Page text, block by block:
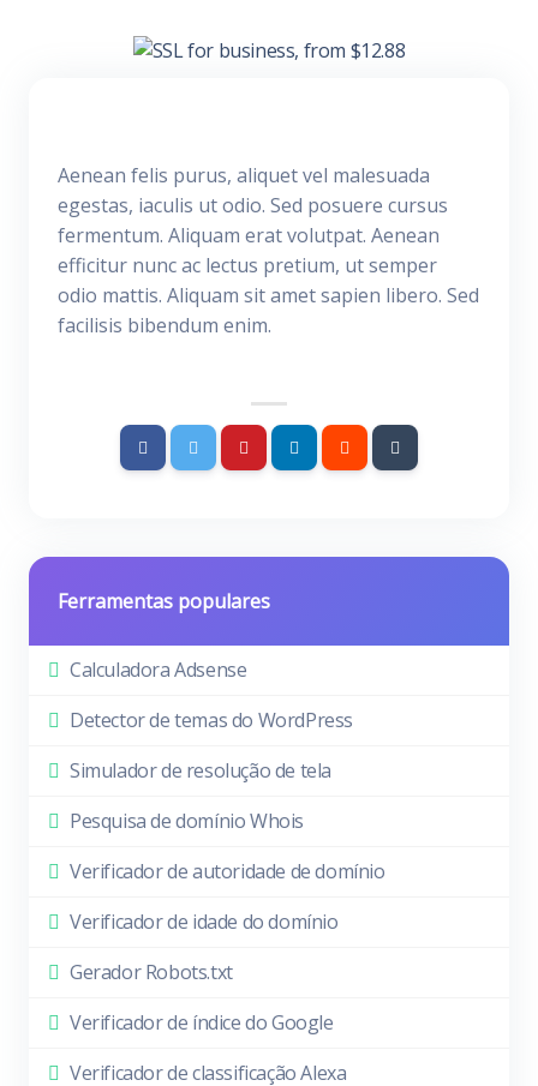
Aenean felis purus, aliquet vel malesuada
egestas, iaculis ut odio. Sed posuere cursus
fermentum. Aliquam erat volutpat. Aenean
efficitur nunc ac lectus pretium, ut semper
odio mattis. Aliquam sit amet sapien libero. Sed
facilisis bibendum enim.
Ferramentas populares
Calculadora Adsense
Detector de temas do WordPress
Simulador de resolução de tela
Pesquisa de domínio Whois
Verificador de autoridade de domínio
Verificador de idade do domínio
Gerador Robots.txt
Verificador de índice do Google
Verificador de classificação Alexa